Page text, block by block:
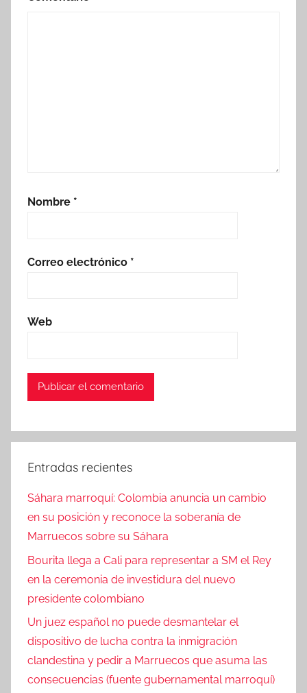
Nombre *
Correo electrónico *
Web
Entradas recientes
Sáhara marroquí: Colombia anuncia un cambio
en su posición y reconoce la soberanía de
Marruecos sobre su Sáhara
Bourita llega a Cali para representar a SM el Rey
en la ceremonia de investidura del nuevo
presidente colombiano
Un juez español no puede desmantelar el
dispositivo de lucha contra la inmigración
clandestina y pedir a Marruecos que asuma las
consecuencias (fuente gubernamental marroquí)